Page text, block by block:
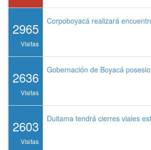
2965
Visitas
Corpoboyacá realizará
2636
Visitas
Gobernación de Boyacá
2603
Visitas
Duitama tendrá cierres viales